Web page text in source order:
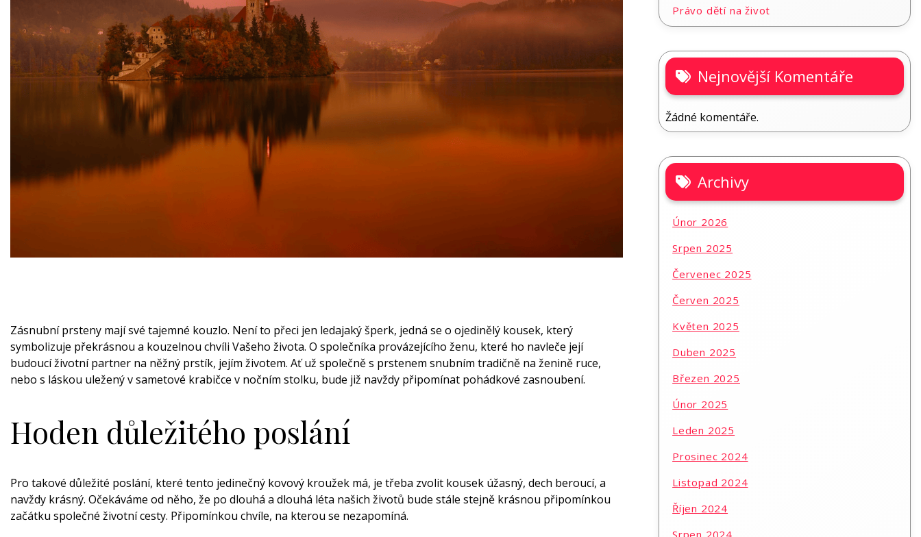
Zásnubní prsteny mají své tajemné kouzlo. Není to přeci jen ledajaký šperk, jedná se o ojedinělý kousek, který
symbolizuje překrásnou a kouzelnou chvíli Vašeho života. O společníka provázejícího ženu, které ho navleče její
budoucí životní partner na něžný prstík, jejím životem. Ať už společně s prstenem snubním tradičně na ženině ruce,
nebo s láskou uležený v sametové krabičce v nočním stolku, bude již navždy připomínat pohádkové zasnoubení.
Hoden důležitého poslání
Pro takové důležité poslání, které tento jedinečný kovový kroužek má, je třeba zvolit kousek úžasný, dech beroucí, a
navždy krásný. Očekáváme od něho, že po dlouhá a dlouhá léta našich životů bude stále stejně krásnou připomínkou
začátku společné životní cesty. Připomínkou chvíle, na kterou se nezapomíná.
Právo dětí na život
Nejnovější Komentáře
Žádné komentáře.
Archivy
Únor 2026
Srpen 2025
Červenec 2025
Červen 2025
Květen 2025
Duben 2025
Březen 2025
Únor 2025
Leden 2025
Prosinec 2024
Listopad 2024
Říjen 2024
Srpen 2024